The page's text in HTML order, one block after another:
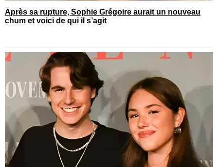
Après sa rupture, Sophie Grégoire aurait un nouveau
chum et voici de qui il s’agit